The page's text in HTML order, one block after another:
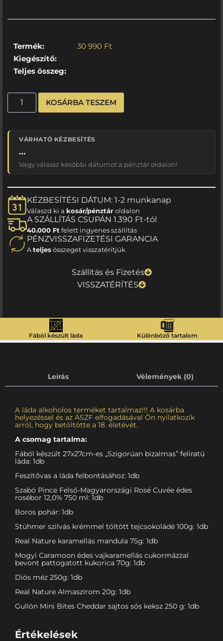
Termék: 30 990 Ft
Kiegészítő:
Teljes összeg:
KOSÁRBA TESZEM
VÁRHATÓ KÉZBESÍTÉS
…
Vagy válassz későbbi dátumot a pénztár oldalon!
KÉZBESÍTÉSI DÁTUM: 1-2 munkanap
Válaszd ki a kosár/pénztároldalon
A SZÁLLÍTÁS CSUPÁN 1.390 Ft-tól
40.000 Ftfelett ingyenes szállítás
PÉNZVISSZAFIZETÉSI GARANCIA
Ateljesösszeget visszatérítjük
Szállítás és Fizetés
VISSZATÉRÍTÉS
Fából készült láda Különböző tartalom
Leírás Vélemények (0)
A láda alkoholos terméket tartalmaz!!! A kosárba
helyezéssel és az ÁSZF elfogadásával Ön nyilatkozik
arról, hogy betöltötte a 18. életévét.
A csomag tartalma:
Fából készült 27x27cm-es „Szigorúan bizalmas” feliratú
láda: 1db
Feszítővas a láda felbontásához: 1db
Szabó Pince Felső-Magyarországi Rosé Cuvée édes
rosébor 12,0% 750 ml: 1db
Boros pohár: 1db
Stühmer szilvás krémmel töltött tejcsokoládé 100g: 1db
Real Nature karamellás mandula 75g: 1db
Mogyi Caramoon édes vajkaramellás cukormázzal
bevont pattogatott kukorica 70g: 1db
Diós méz 250g: 1db
Real Nature Almaszirom 20g: 1db
Gullón Mini Bites Cheddar sajtos sós keksz 250 g: 1db
Értékelések